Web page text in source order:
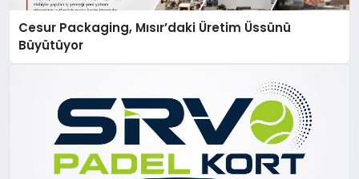
Cesur Packaging, Mısır’daki Üretim Üssünü
Büyütüyor